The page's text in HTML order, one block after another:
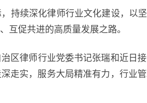
续深化律师行业文化建设，以
互促共进的高质量发展之路。
律师行业党委书记张瑞和近日接
走实，服务大局精准有力，行业